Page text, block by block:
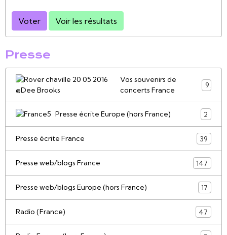
Voter Voir les résultats
Presse
Vos souvenirs de
concerts France
9
Presse écrite Europe (hors France) 2
Presse écrite France 39
Presse web/blogs France 147
Presse web/blogs Europe (hors France) 17
Radio (France) 47